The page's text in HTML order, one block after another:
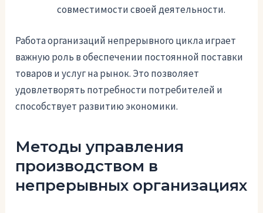
совместимости своей деятельности.
Работа организаций непрерывного цикла играет
важную роль в обеспечении постоянной поставки
товаров и услуг на рынок. Это позволяет
удовлетворять потребности потребителей и
способствует развитию экономики.
Методы управления
производством в
непрерывных организациях